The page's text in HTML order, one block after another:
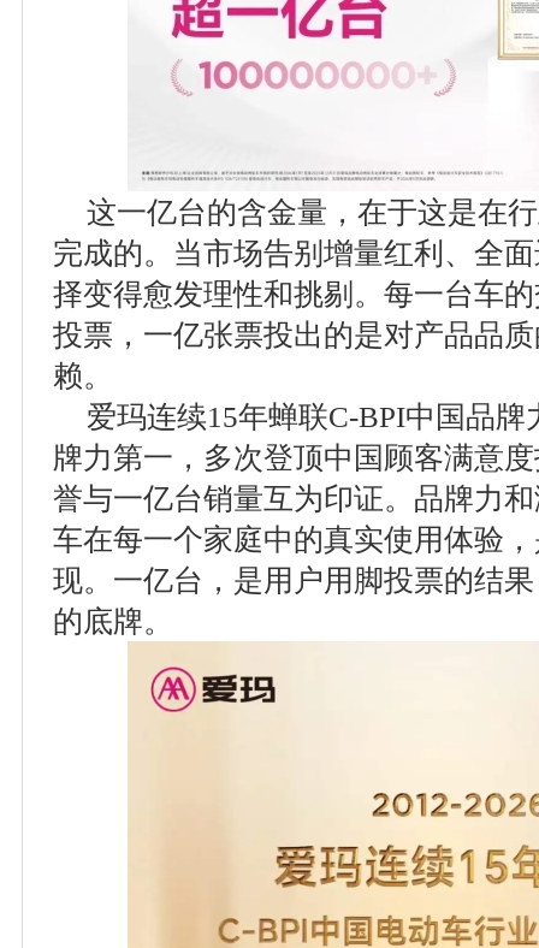
这一亿台的含金量，在于这是在
完成的。当市场告别增量红利、全
择变得愈发理性和挑剔。每一台车
投票，一亿张票投出的是对产品品
赖。
爱玛连续15年蝉联C-BPI中国品
牌力第一，多次登顶中国顾客满意
誉与一亿台销量互为印证。品牌力
车在每一个家庭中的真实使用体验
现。一亿台，是用户用脚投票的结
的底牌。